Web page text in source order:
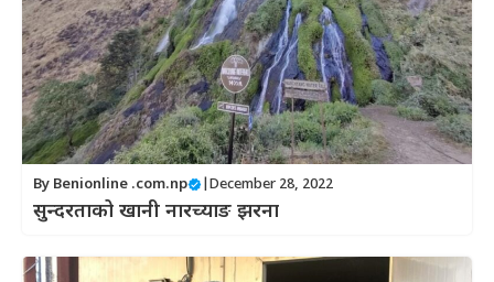
By Benionline .com.np December 28, 2022
सुन्दरताको खानी नारच्याङ झरना